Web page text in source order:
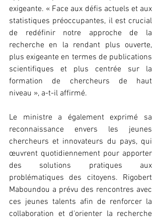
exigeante. « Face aux défis actuels et aux
statistiques préoccupantes, il est crucial
de redéfinir notre approche de la
recherche en la rendant plus ouverte,
plus exigeante en termes de publications
scientifiques et plus centrée sur la
formation de chercheurs de haut
niveau », a-t-il affirmé.
Le ministre a également exprimé sa
reconnaissance envers les jeunes
chercheurs et innovateurs du pays, qui
œuvrent quotidiennement pour apporter
des solutions pratiques aux
problématiques des citoyens. Rigobert
Maboundou a prévu des rencontres avec
ces jeunes talents afin de renforcer la
collaboration et d'orienter la recherche